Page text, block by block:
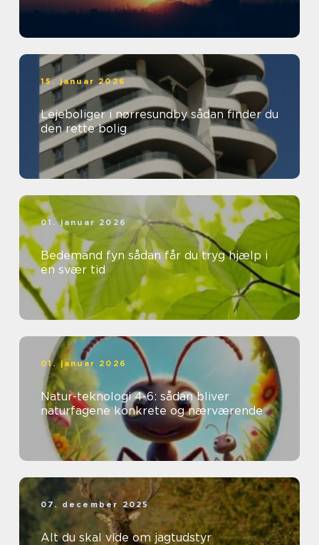
15. januar 2026
Lejeboliger i nørresundby sådan finder du
den rette bolig
01. januar 2026
Bedemand fyn sådan får du tryg hjælp i
en svær tid
01. januar 2026
Natur-teknologi 4-6: sådan bliver
naturfagene konkrete og nærværende
07. december 2025
Alt du skal vide om jagtudstyr